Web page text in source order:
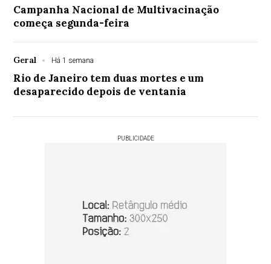
Campanha Nacional de Multivacinação
começa segunda-feira
Geral Há 1 semana
Rio de Janeiro tem duas mortes e um
desaparecido depois de ventania
PUBLICIDADE